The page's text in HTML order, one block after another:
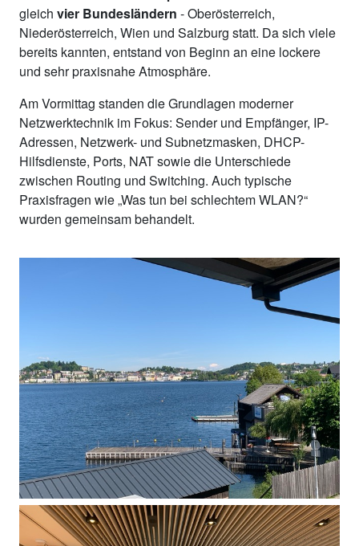
gleich vier Bundesländern - Oberösterreich,
Niederösterreich, Wien und Salzburg statt. Da sich viele
bereits kannten, entstand von Beginn an eine lockere
und sehr praxisnahe Atmosphäre.
Am Vormittag standen die Grundlagen moderner
Netzwerktechnik im Fokus: Sender und Empfänger, IP-
Adressen, Netzwerk- und Subnetzmasken, DHCP-
Hilfsdienste, Ports, NAT sowie die Unterschiede
zwischen Routing und Switching. Auch typische
Praxisfragen wie „Was tun bei schlechtem WLAN?“
wurden gemeinsam behandelt.